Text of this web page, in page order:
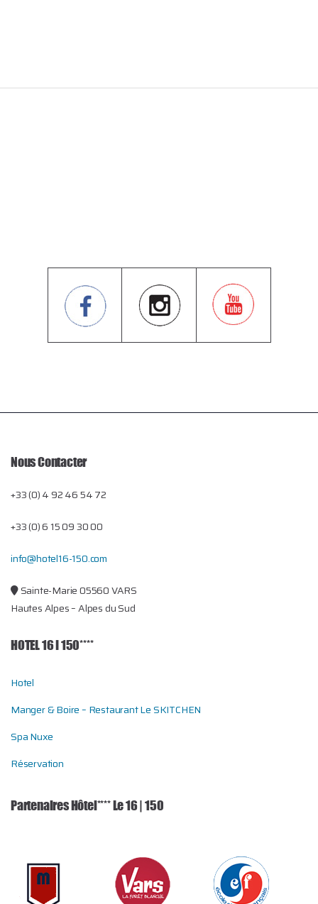
Nous Contacter
+33 (0) 4 92 46 54 72
+33 (0) 6 15 09 30 00
info@hotel16-150.com
Sainte-Marie 05560 VARS
Hautes Alpes – Alpes du Sud
HOTEL 16 I 150****
Hotel
Manger & Boire – Restaurant Le SKITCHEN
Spa Nuxe
Réservation
Partenaires Hôtel**** Le 16 | 150